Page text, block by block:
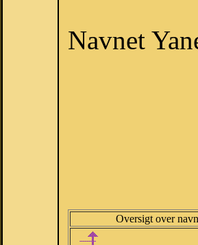
Navnet
Oversigt over